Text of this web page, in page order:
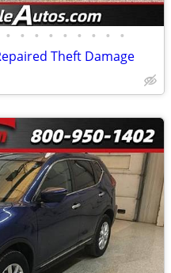
• • • • • • • • •
Theft Damage